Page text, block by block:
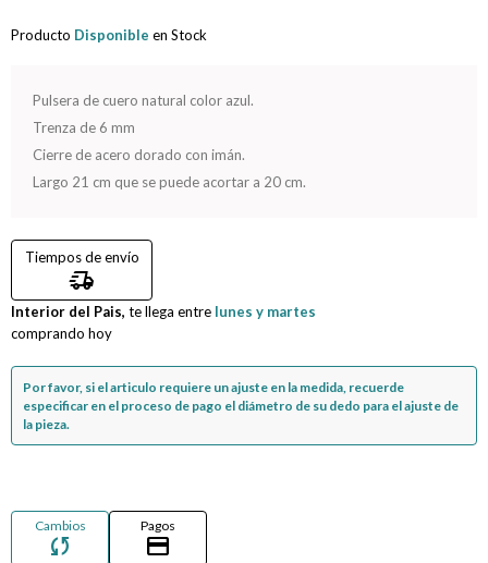
Producto Disponible en Stock
Pulsera de cuero natural color azul.
Trenza de 6 mm
Cierre de acero dorado con imán.
Largo 21 cm que se puede acortar a 20 cm.
Tiempos de envío
delivery_truck_speed
Interior del Pais, te llega entre lunes y martes
comprando hoy
Por favor, si el articulo requiere un ajuste en la medida, recuerde
especificar en el proceso de pago el diámetro de su dedo para el ajuste de
la pieza.
Cambios
sync
Pagos
credit_card
Graduación
Nacimiento
San Valentín
Día del niño